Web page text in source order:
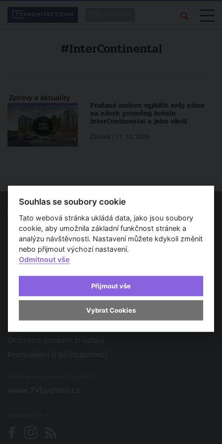
#InterContinental
Zprávy a aktuality
Pražané mohou vyjádřit svůj názor
na návrh proměny hotelu
InterContinental a jeho okolí
Článek / 11. 10. 2020
Spojujeme svět architektury
O nás
Provozovatel
Kontakt
Spolupracujte s námi
Souhlas se soubory cookie
Tato webová stránka ukládá data, jako jsou soubory
cookie, aby umožnila základní funkčnost stránek a
analýzu návštěvnosti. Nastavení můžete kdykoli změnit
nebo přijmout výchozí nastavení.
Odmítnout vše
Přijmout vše
Vybrat Cookies